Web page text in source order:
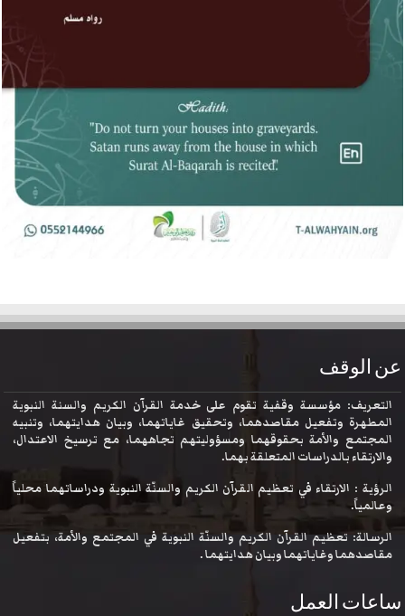
عن الوقف
التعريف: مؤسسة وقفية تقوم على خدمة القرآن الكريم والسنة النبوية
المطهرة وتفعيل مقاصدهما، وتحقيق غاياتهما، وبيان هدايتهما، وتنبيه
المجتمع والأمة بحقوقهما ومسؤوليتهم تجاههما، مع ترسيخ الاعتدال،
والارتقاء بالدراسات المتعلقة بهما.
الرؤية : الارتقاء في تعظيم القرآن الكريم والسنّة النبوية ودراساتهما محلياً
وعالمياً.
الرسالة: تعظيم القرآن الكريم والسنّة النبوية في المجتمع والأمة، بتفعيل
مقاصدهما وغاياتهما وبيان هدايتهما .
ساعات العمل